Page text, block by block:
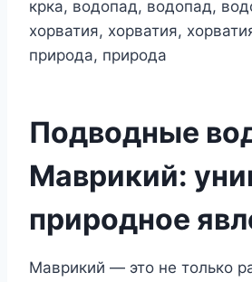
Подводные
Маврикий:
природное
Маврикий — это не только